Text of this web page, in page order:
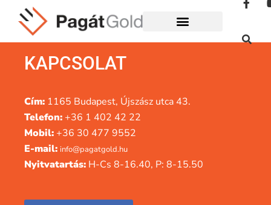
KAPCSOLAT
Cím: 1165 Budapest, Újszász utca 43.
Telefon: +36 1 402 42 22
Mobil: +36 30 477 9552
E-mail: info@pagatgold.hu
Nyitvatartás: H-Cs 8-16.40, P: 8-15.50